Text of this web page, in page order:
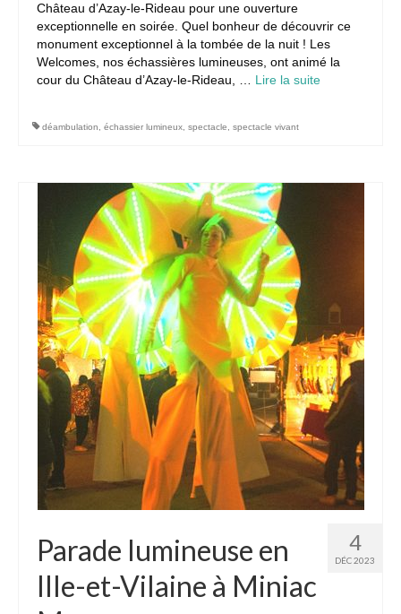
Château d’Azay-le-Rideau pour une ouverture
exceptionnelle en soirée. Quel bonheur de découvrir ce
monument exceptionnel à la tombée de la nuit ! Les
Welcomes, nos échassières lumineuses, ont animé la
cour du Château d’Azay-le-Rideau, … Lire la suite­­
déambulation échassier lumineux spectacle spectacle vivant
4
DÉC 2023
Parade lumineuse en
Ille-et-Vilaine à Miniac